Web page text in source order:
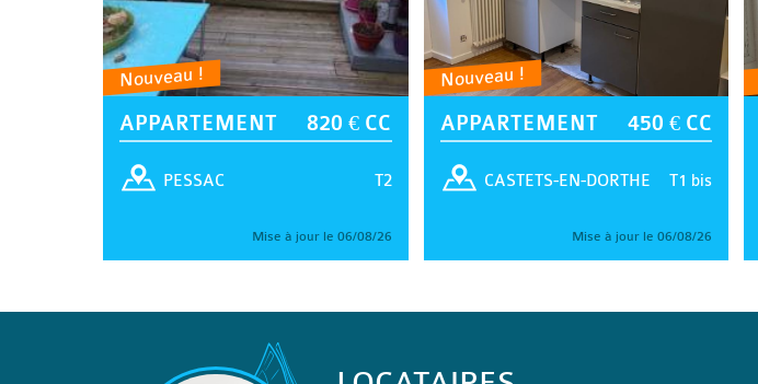
Nouveau !
APPARTEMENT 820 € CC
T2
PESSAC
Mise à jour le 06/08/26
Nouveau !
APPARTEMENT 450 € CC
T1 bis
CASTETS-EN-DORTHE
Mise à jour le 06/08/26